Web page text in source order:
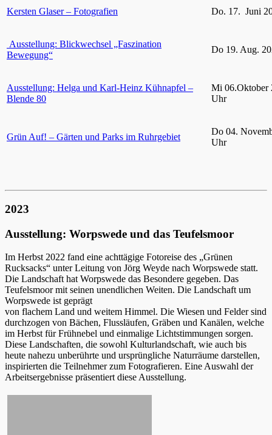
Kersten Glaser – Fotografien Do. 17. Juni
Ausstellung: Blickwechsel „Faszination
Bewegung“
Do 19. Aug.
Ausstellung: Helga und Karl-Heinz Kühnapfel –
Blende 80
Mi 06.Oktober
Uhr
Grün Auf! – Gärten und Parks im Ruhrgebiet
Do 04.
Uhr
2023
Ausstellung: Worpswede und das Teufelsmoor
Im Herbst 2022 fand eine achttägige Fotoreise des „Grünen
Rucksacks“ unter Leitung von Jörg Weyde nach Worpswede statt.
Die Landschaft hat Worpswede das Besondere gegeben. Das
Teufelsmoor mit seinen unendlichen Weiten. Die Landschaft um
Worpswede ist geprägt
von flachem Land und weitem Himmel. Die Wiesen und Felder sind
durchzogen von Bächen, Flussläufen, Gräben und Kanälen, welche
im Herbst für Frühnebel und einmalige Lichtstimmungen sorgen.
Diese Landschaften, die sowohl Kulturlandschaft, wie auch bis
heute nahezu unberührte und ursprüngliche Naturräume darstellen,
inspirierten die Teilnehmer zum Fotografieren. Eine Auswahl der
Arbeitsergebnisse präsentiert diese Ausstellung.